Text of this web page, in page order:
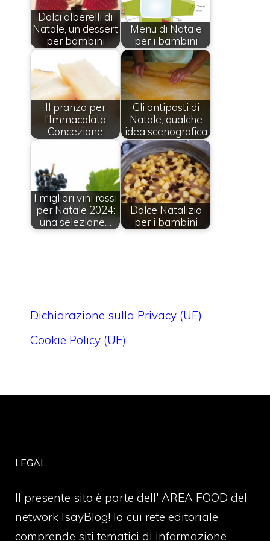
Dolci alberelli di
Natale, un dessert
per bambini
Menu di Natale
per i bambini
Il pranzo per
l'Immacolata
Concezione
Gli antipasti di
Natale, qualche
idea scenografica
I migliori vini rossi
per Natale 2024:
una selezione…
Dolce Natalizio
per i bambini
Dichiarazione sulla Privacy (UE)
Cookie Policy (UE)
LEGAL
Il presente sito è parte dell' AREA FOOD del
network IsayBlog! la cui rete editoriale
comprende siti tematici di informazione